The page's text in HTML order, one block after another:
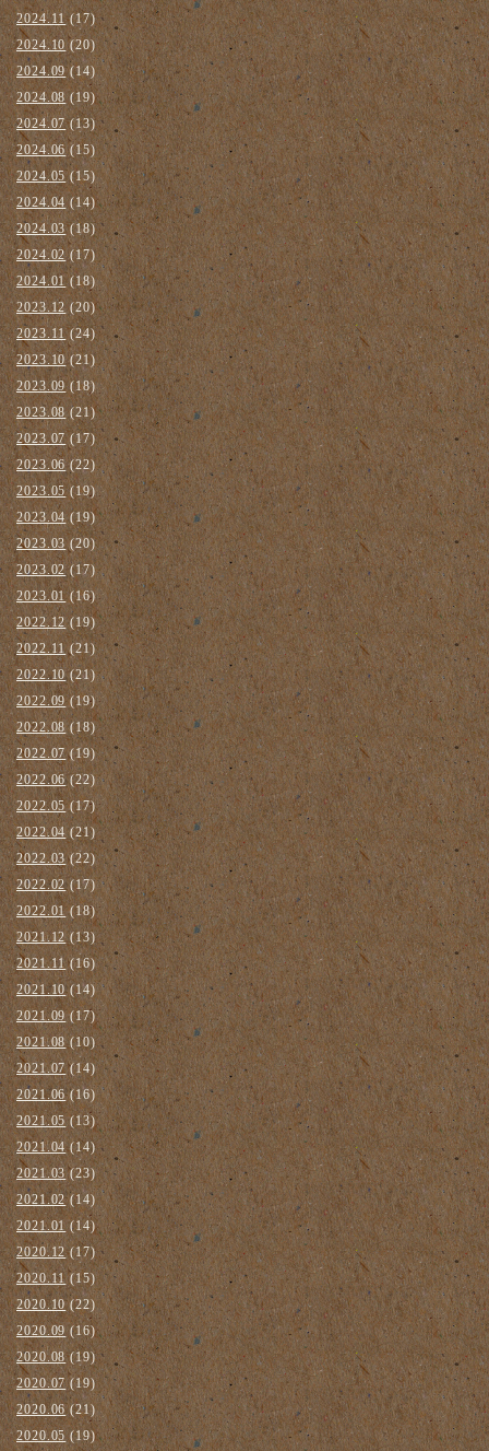
2024.11(17)
2024.10(20)
2024.09(14)
2024.08 (19)
2024.07(13)
2024.06(15)
2024.05(15)
2024.04 (14)
2024.03(18)
2024.02 (17)
2024.01(18)
2023.12 (20)
2023.11(24)
2023.10(21)
2023.09(18)
2023.08 (21)
2023.07(17)
2023.06(22)
2023.05(19)
2023.04 (19)
2023.03(20)
2023.02(17)
2023.01(16)
2022.12(19)
2022.11(21)
2022.10(21)
2022.09(19)
2022.08(18)
2022.07 (19)
2022.06(22)
2022.05(17)
2022.04(21)
2022.03 (22)
2022.02(17)
2022.01 (18)
2021.12 (13)
2021.11(16)
2021.10(14)
2021.09 (17)
2021.08(10)
2021.07(14)
2021.06(16)
2021.05 (13)
2021.04(14)
2021.03(23)
2021.02(14)
2021.01 (14)
2020.12(17)
2020.11(15)
2020.10(22)
2020.09 (16)
2020.08(19)
2020.07(19)
2020.06(21)
2020.05 (19)